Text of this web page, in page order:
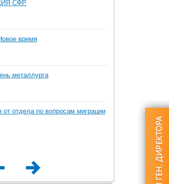
СФР
время
металлурга
отдела по вопросам миграции